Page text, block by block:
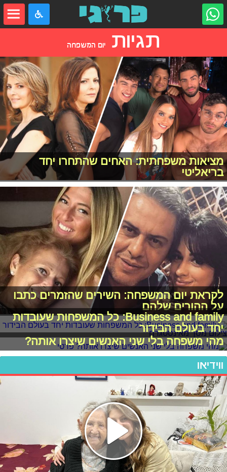
תגיות יום המשפחה
מציאות משפחתית: האחים שהתחרו יחד
בריאליטי
לקראת יום המשפחה: השירים שהזמרים כתבו
על ההורים שלהם
Business and family: כל המשפחות שעובדות
יחד בעולם הבידור
מהי משפחה בלי שני האנשים שיצרו אותה?
ווידיאו